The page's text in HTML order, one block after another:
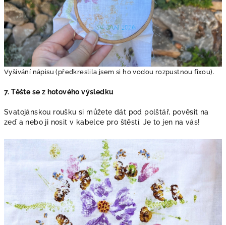
Vyšívání nápisu (předkreslila jsem si ho vodou rozpustnou fixou).
7. Těšte se z hotového výsledku
Svatojánskou roušku si můžete dát pod polštář, pověsit na
zeď a nebo ji nosit v kabelce pro štěstí. Je to jen na vás!